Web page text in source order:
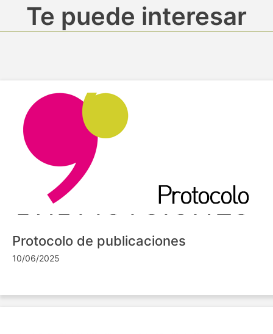
Te puede interesar
Protocolo de publicaciones
10/06/2025